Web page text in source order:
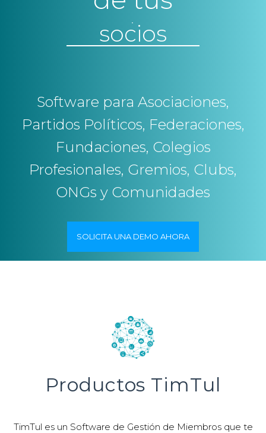
g
a
n
socios
seguidores
miembros
Software para Asociaciones,
Partidos Políticos, Federaciones,
Fundaciones, Colegios
Profesionales, Gremios, Clubs,
ONGs y Comunidades
SOLICITA UNA DEMO AHORA
Productos TimTul
TimTul es un Software de Gestión de Miembros que te